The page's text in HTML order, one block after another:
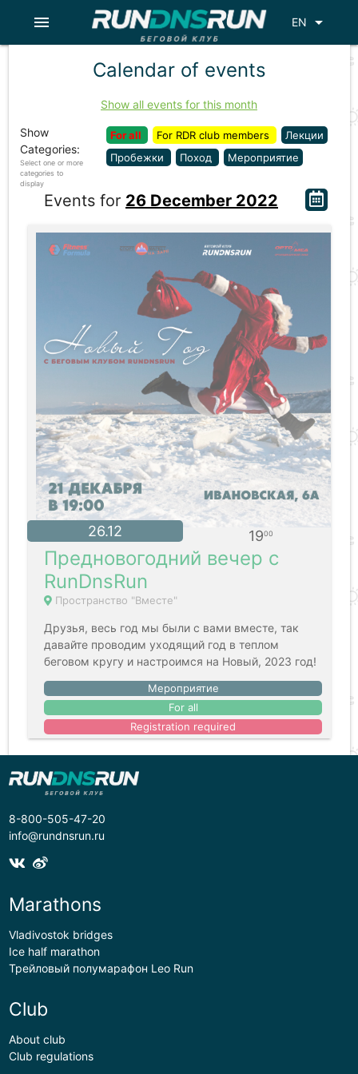
EN arrow_drop_down
menu
Calendar of events
Show all events for this month
Show
Categories:
Select one or more
categories to
display
For all For RDR club members
Лекции
Пробежки
Поход Мероприятие
Events for 26 December 2022
26.12 1900
Предновогодний вечер с
RunDnsRun
Пространство "Вместе"
Друзья, весь год мы были с вами вместе, так
давайте проводим уходящий год в теплом
беговом кругу и настроимся на Новый, 2023 год!
Мероприятие
For all
Registration required
8-800-505-47-20
info@rundnsrun.ru
Marathons
Vladivostok bridges
Ice half marathon
Трейловый полумарафон Leo Run
Club
About club
Club regulations